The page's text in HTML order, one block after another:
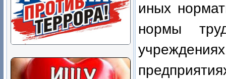
иных
нормы